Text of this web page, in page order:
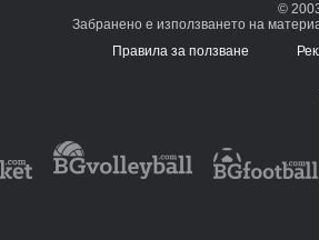
©
Забранено е използването на
Правила за ползване